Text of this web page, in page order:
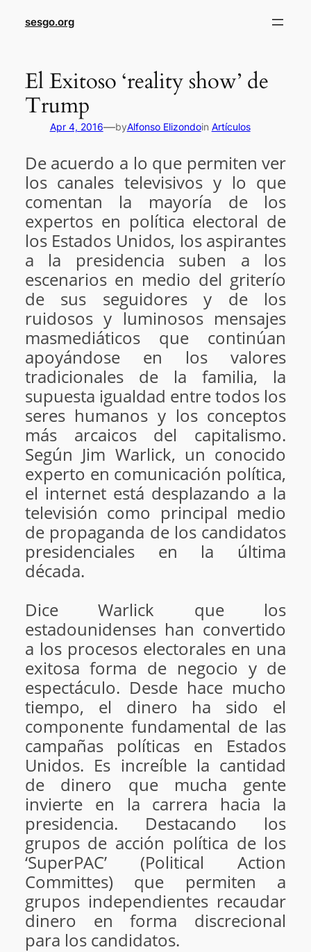
sesgo.org
El Exitoso ‘reality show’ de
Trump
Apr 4, 2016—byAlfonso Elizondoin Artículos
De acuerdo a lo que permiten ver
los canales televisivos y lo que
comentan la mayoría de los
expertos en política electoral de
los Estados Unidos, los aspirantes
a la presidencia suben a los
escenarios en medio del griterío
de sus seguidores y de los
ruidosos y luminosos mensajes
masmediáticos que continúan
apoyándose en los valores
tradicionales de la familia, la
supuesta igualdad entre todos los
seres humanos y los conceptos
más arcaicos del capitalismo.
Según Jim Warlick, un conocido
experto en comunicación política,
el internet está desplazando a la
televisión como principal medio
de propaganda de los candidatos
presidenciales en la última
década.
Dice Warlick que los
estadounidenses han convertido
a los procesos electorales en una
exitosa forma de negocio y de
espectáculo. Desde hace mucho
tiempo, el dinero ha sido el
componente fundamental de las
campañas políticas en Estados
Unidos. Es increíble la cantidad
de dinero que mucha gente
invierte en la carrera hacia la
presidencia. Destacando los
grupos de acción política de los
‘SuperPAC’ (Political Action
Committes) que permiten a
grupos independientes recaudar
dinero en forma discrecional
para los candidatos.